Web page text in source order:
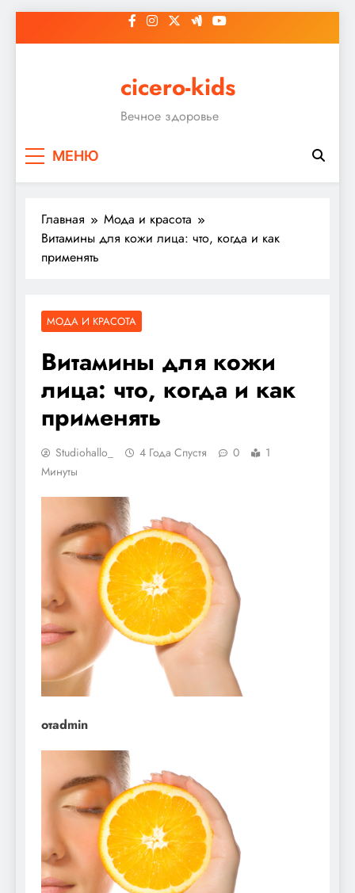
к
cicero-kids
Вечное здоровье
МЕНЮ
Главная
Мода и красота
Витамины для кожи лица: что, когда и как
применять
МОДА И КРАСОТА
Витамины для кожи
лица: что, когда и как
применять
Studiohallo_ 4 Года Спустя 0
1
Минуты
отadmin